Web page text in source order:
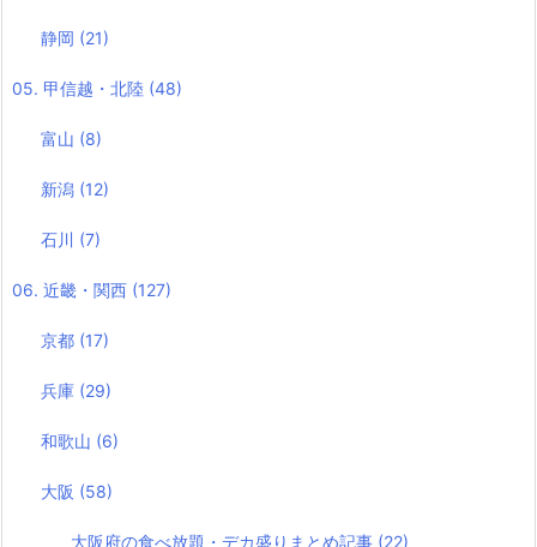
静岡 (21)
05. 甲信越・北陸 (48)
富山 (8)
新潟 (12)
石川 (7)
06. 近畿・関西 (127)
京都 (17)
兵庫 (29)
和歌山 (6)
大阪 (58)
大阪府の食べ放題・デカ盛りまとめ記事 (22)